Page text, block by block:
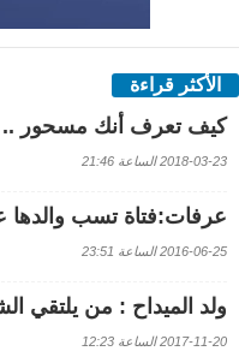
الأكثر قراءة
كيف تعرف أنك مسحور
2018-03-23 الساعة 21:46
عرفات:فتاة تسب والدها
2016-06-25 الساعة 23:51
ولد الميداح : من يلتقي
2017-11-20 الساعة 12:23